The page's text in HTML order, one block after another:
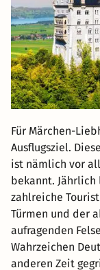
Für Märchen-
Ausflugsziel.
ist nämlich vor
bekannt. Jährlich
zahlreiche
Türmen und der
aufragenden
Wahrzeichen
anderen Zeit